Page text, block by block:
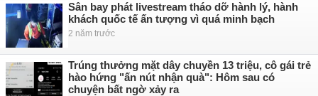
Sân bay phát livestream tháo dỡ hành lý, hành
khách quốc tế ấn tượng vì quá minh bạch
2 năm trước
Trúng thưởng mặt dây chuyền 13 triệu, cô gái trẻ
hào hứng "ấn nút nhận quà": Hôm sau có
chuyện bất ngờ xảy ra